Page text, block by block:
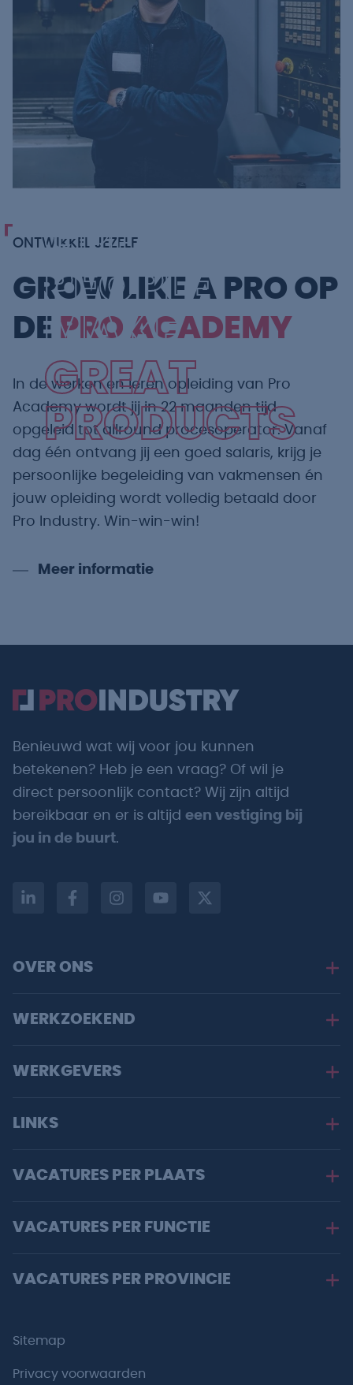
GREAT
PEOPLE
MAKE
GREAT
PRODUCTS
ONTWIKKEL JEZELF
GROW LIKE A PRO OP
DE PRO ACADEMY
In de werken en leren opleiding van Pro
Academy wordt jij in 22 maanden tijd
opgeleid tot allround procesoperator. Vanaf
dag één ontvang jij een goed salaris, krijg je
persoonlijke begeleiding van vakmensen én
jouw opleiding wordt volledig betaald door
Pro Industry. Win-win-win!
Meer informatie
Benieuwd wat wij voor jou kunnen
betekenen? Heb je een vraag? Of wil je
direct persoonlijk contact? Wij zijn altijd
bereikbaar en er is altijd een vestiging bij
jou in de buurt.
OVER ONS
WERKZOEKEND
WERKGEVERS
LINKS
VACATURES PER PLAATS
VACATURES PER FUNCTIE
VACATURES PER PROVINCIE
Sitemap
Privacy voorwaarden